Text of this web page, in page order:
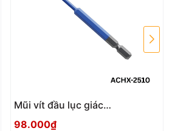
Mũi vít đầu lục giác
2.5x100mm ACHX-2510 Anex
98.000₫